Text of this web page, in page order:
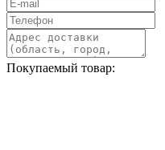
Покупаемый товар: